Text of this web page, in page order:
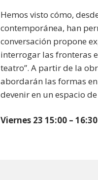
Hemos visto cómo,
contemporánea, han
conversación propone
interrogar las fronteras
teatro”. A partir de la
abordarán las formas
devenir en un espacio
Viernes 23 15:00 –